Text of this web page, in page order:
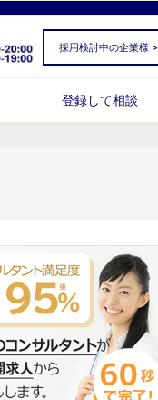
採用検討中の企業様 >
登録して相談